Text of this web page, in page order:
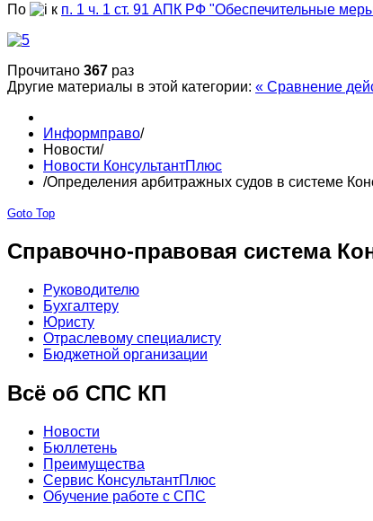
По
к п. 1 ч. 1 ст. 91 АПК РФ "Обеспечительные
Прочитано 367 раз
Другие материалы в этой категории: « Сравнение
Информправо/
Новости/
Новости КонсультантПлюс
/Определения арбитражных судов в системе
Goto Top
Справочно-правовая система
Руководителю
Бухгалтеру
Юристу
Отраслевому специалисту
Бюджетной организации
Всё об СПС КП
Новости
Бюллетень
Преимущества
Сервис КонсультантПлюс
Обучение работе с СПС